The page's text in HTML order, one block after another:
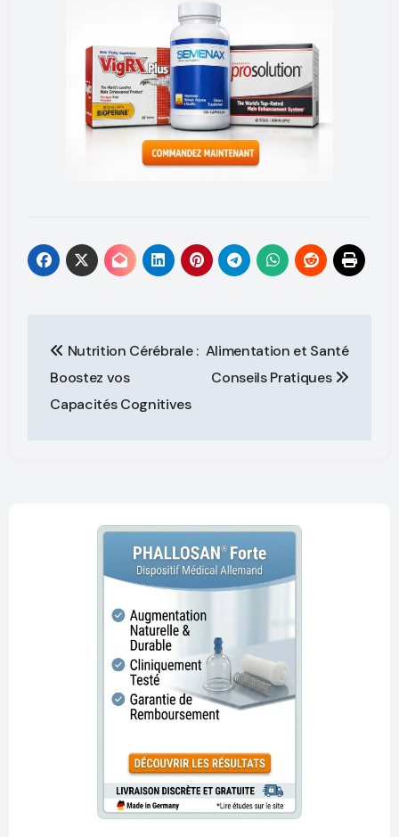
Nutrition Cérébrale :
Boostez vos
Capacités Cognitives
Alimentation et Santé
Conseils Pratiques